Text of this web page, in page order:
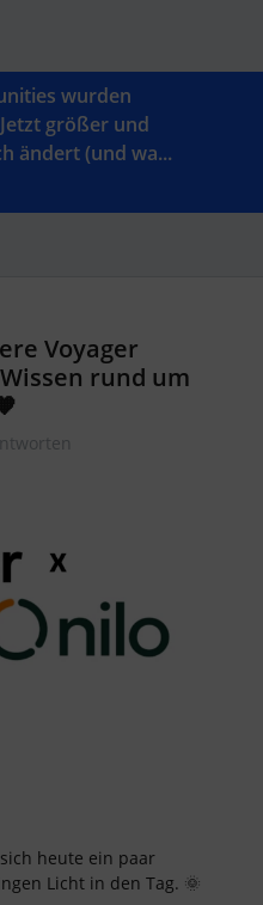
wurden
größer und
ändert (und wa...
Voyager
rund um
heute ein paar
Licht in den Tag. 🌞